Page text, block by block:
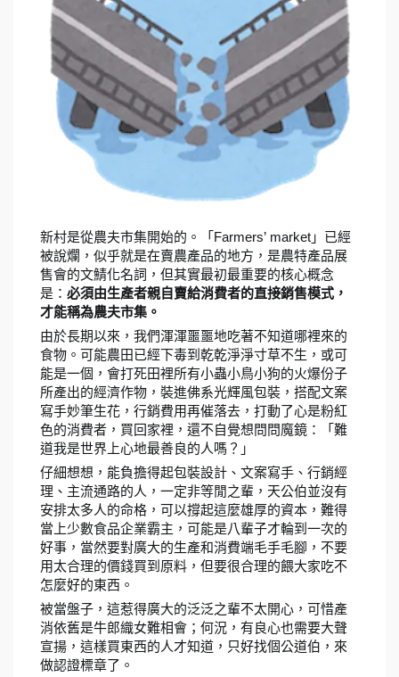
新村是從農夫市集開始的。「 Farmers’ market 」已經
被說爛，似乎就是在賣農產品的地方，是農特產品展
售會的文鯖化名詞，但其實最初最重要的核心概念
是： 必須由生產者親自賣給消費者的直接銷售模式，
才能稱為農夫市集。
由於長期以來，我們渾渾噩噩地吃著不知道哪裡來的
食物。可能農田已經下毒到乾乾淨淨寸草不生，或可
能是一個，會打死田裡所有小蟲小鳥小狗的火爆份子
所產出的經濟作物，裝進佛系光輝風包裝，搭配文案
寫手妙筆生花，行銷費用再催落去，打動了心是粉紅
色的消費者，買回家裡，還不自覺想問問魔鏡：「難
道我是世界上心地最善良的人嗎？」
仔細想想，能負擔得起包裝設計、文案寫手、行銷經
理、主流通路的人，一定非等閒之輩，天公伯並沒有
安排太多人的命格，可以撐起這麼雄厚的資本，難得
當上少數食品企業霸主，可能是八輩子才輪到一次的
好事，當然要對廣大的生產和消費端毛手毛腳，不要
用太合理的價錢買到原料，但要很合理的餵大家吃不
怎麼好的東西。
被當盤子，這惹得廣大的泛泛之輩不太開心，可惜產
消依舊是牛郎織女難相會；何況，有良心也需要大聲
宣揚，這樣買東西的人才知道，只好找個公道伯，來
做認證標章了。